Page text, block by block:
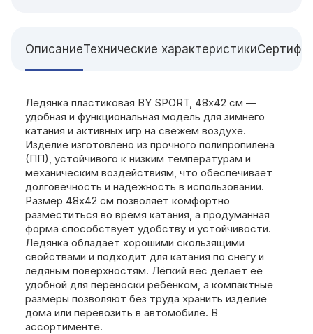
ОписаниеТехнические характеристики
Ледянка пластиковая BY SPORT, 48х42 см —
удобная и функциональная модель для зимнего
катания и активных игр на свежем воздухе.
Изделие изготовлено из прочного полипропилена
(ПП), устойчивого к низким температурам и
механическим воздействиям, что обеспечивает
долговечность и надёжность в использовании.
Размер 48х42 см позволяет комфортно
разместиться во время катания, а продуманная
форма способствует удобству и устойчивости.
Ледянка обладает хорошими скользящими
свойствами и подходит для катания по снегу и
ледяным поверхностям. Лёгкий вес делает её
удобной для переноски ребёнком, а компактные
размеры позволяют без труда хранить изделие
дома или перевозить в автомобиле. В
ассортименте.